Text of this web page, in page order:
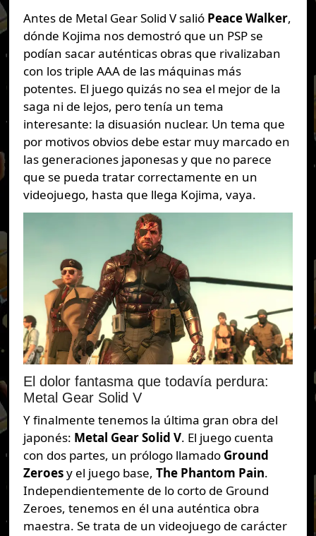
Antes de Metal Gear Solid V salió Peace Walker,
dónde Kojima nos demostró que un PSP se
podían sacar auténticas obras que rivalizaban
con los triple AAA de las máquinas más
potentes. El juego quizás no sea el mejor de la
saga ni de lejos, pero tenía un tema
interesante: la disuasión nuclear. Un tema que
por motivos obvios debe estar muy marcado en
las generaciones japonesas y que no parece
que se pueda tratar correctamente en un
videojuego, hasta que llega Kojima, vaya.
El dolor fantasma que todavía perdura:
Metal Gear Solid V
Y finalmente tenemos la última gran obra del
japonés: Metal Gear Solid V. El juego cuenta
con dos partes, un prólogo llamado Ground
Zeroesy el juego base, The Phantom Pain.
Independientemente de lo corto de Ground
Zeroes, tenemos en él una auténtica obra
maestra. Se trata de un videojuego de carácter